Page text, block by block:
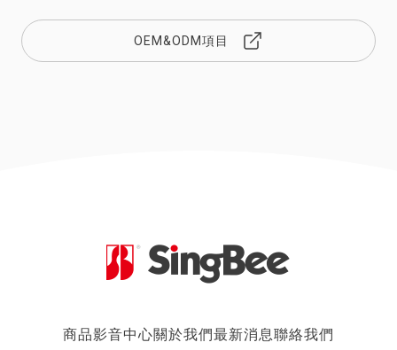
OEM&ODM項目
商品影音中心關於我們最新消息聯絡我們